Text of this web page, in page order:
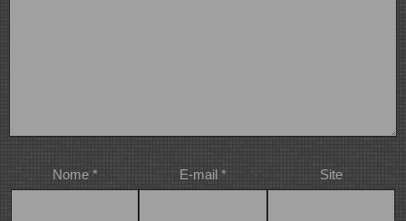
Nome * E-mail * Site